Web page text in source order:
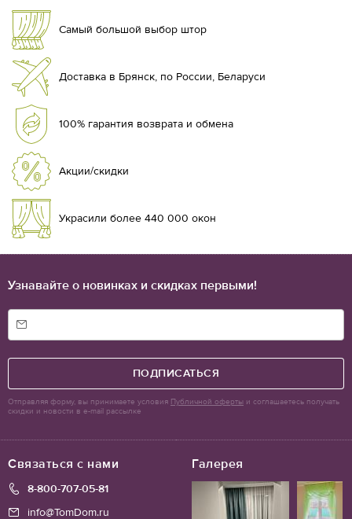
Самый большой выбор штор
Доставка в Брянск, по России, Беларуси
100% гарантия возврата и обмена
Акции/скидки
Украсили более 440 000 окон
Галерея
Связаться с нами
8-800-707-05-81
info@TomDom.ru
Узнавайте о новинках и скидках первыми!
ПОДПИСАТЬСЯ
Отправляя форму, вы принимаете условия Публичной оферты и соглашаетесь получать
скидки и новости в e-mail рассылке